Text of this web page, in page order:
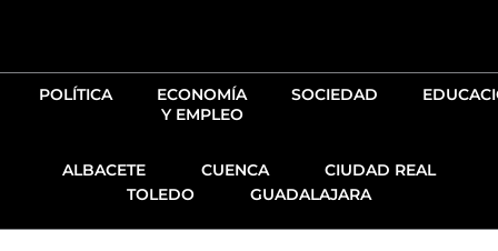
POLÍTICA
ECONOMÍA
Y EMPLEO
SOCIEDAD
ALBACETE CUENCA
CIUDAD REAL
TOLEDO
GUADALAJARA